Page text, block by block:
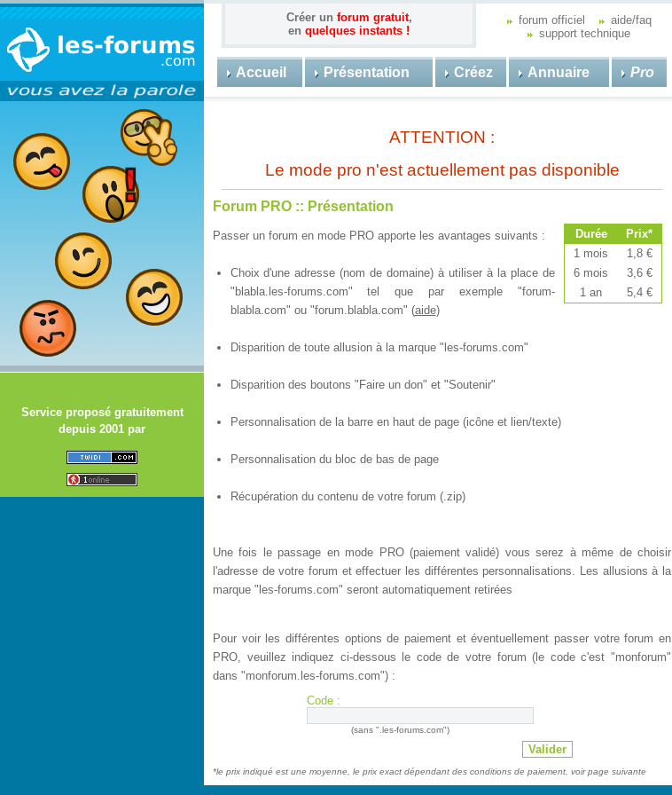
Service proposé gratuitement
depuis 2001 par
Créer un forum gratuit,
en quelques instants !
forum officiel
aide/faq
support technique
Accueil Présentation Créez Annuaire Pro
ATTENTION :
Le mode pro n'est actuellement pas disponible
Forum PRO :: Présentation
Durée
Prix*
1 mois
1,8 €
6 mois
3,6 €
1 an
5,4 €
Passer un forum en mode PRO apporte les avantages suivants :
Choix d'une adresse (nom de domaine) à utiliser à la place de
"blabla.les-forums.com" tel que par exemple "forum-
blabla.com" ou "forum.blabla.com" (aide)
Disparition de toute allusion à la marque "les-forums.com"
Disparition des boutons "Faire un don" et "Soutenir"
Personnalisation de la barre en haut de page (icône et lien/texte)
Personnalisation du bloc de bas de page
Récupération du contenu de votre forum (.zip)
Une fois le passage en mode PRO (paiement validé) vous serez à même de choisir
l'adresse de votre forum et effectuer les différentes personnalisations. Les allusions à la
marque "les-forums.com" seront automatiquement retirées
Pour voir les différentes options de paiement et éventuellement passer votre forum en
PRO, veuillez indiquez ci-dessous le code de votre forum (le code c'est "monforum"
dans "monforum.les-forums.com") :
Code :
(sans ".les-forums.com")
*le prix indiqué est une moyenne, le prix exact dépendant des conditions de paiement, voir page suivante